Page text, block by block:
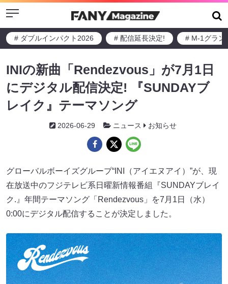
Menu
# ダブルインパクト2026 # 配信延長決定! # M-1グラン
INIの新曲「Rendezvous」が7月1日
にデジタル配信決定! 『SUNDAYブ
レイク』テーマソング
2026-06-29 ニュース お知らせ
グローバルボーイズグループ“INI（アイエヌアイ）”が、現
在放送中のフジテレビ系日曜新情報番組『SUNDAYブレイ
ク.』年間テーマソング「Rendezvous」を7月1日（水）
0:00にデジタル配信することが決定しました。